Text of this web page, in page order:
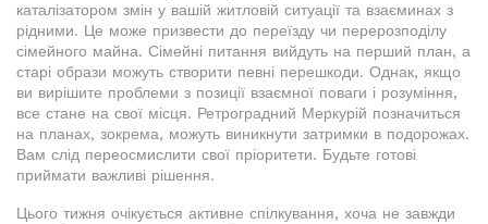
каталізатором змін у вашій житловій ситуації та взаєминах з
рідними. Це може призвести до переїзду чи перерозподілу
сімейного майна. Сімейні питання вийдуть на перший план, а
старі образи можуть створити певні перешкоди. Однак, якщо
ви вирішите проблеми з позиції взаємної поваги і розуміння,
все стане на свої місця. Ретроградний Меркурій позначиться
на планах, зокрема, можуть виникнути затримки в подорожах.
Вам слід переосмислити свої пріоритети. Будьте готові
приймати важливі рішення.
Цього тижня очікується активне спілкування, хоча не завжди